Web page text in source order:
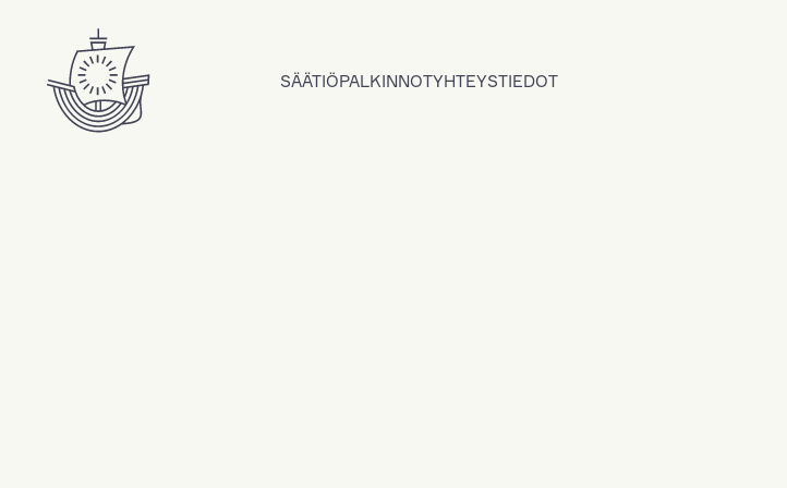
SÄÄTIÖPALKINNOTYHTEYSTIEDOT